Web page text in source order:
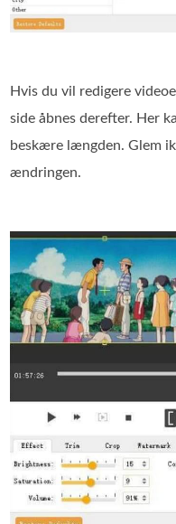
Hvis du vil redigere
side åbnes derefter. Her
beskære længden. Glem
ændringen.